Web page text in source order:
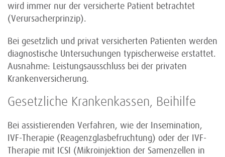
wird immer nur der versicherte Patient betrachtet
(Verursacherprinzip).
Bei gesetzlich und privat versicherten Patienten werden
diagnostische Untersuchungen typischerweise erstattet.
Ausnahme: Leistungsausschluss bei der privaten
Krankenversicherung.
Gesetzliche Krankenkassen, Beihilfe
Bei assistierenden Verfahren, wie der Insemination,
IVF-Therapie (Reagenzglasbefruchtung) oder der IVF-
Therapie mit ICSI (Mikroinjektion der Samenzellen in